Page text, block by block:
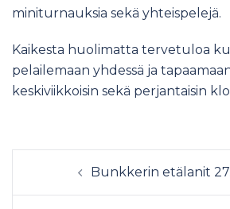
miniturnauksia sekä yhteispelejä.
Kaikesta huolimatta tervetuloa
pelailemaan yhdessä ja
keskiviikkoisin sekä perjantaisin
Bunkkerin etälanit